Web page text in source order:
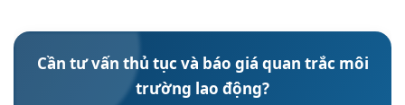
Cần tư vấn thủ tục và báo giá quan trắc môi
trường lao động?